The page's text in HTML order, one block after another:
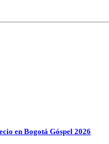
en Bogotá Góspel 2026